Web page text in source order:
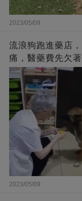
2023/05/09
流浪狗跑進藥店
痛，醫藥費先欠著
2023/05/09